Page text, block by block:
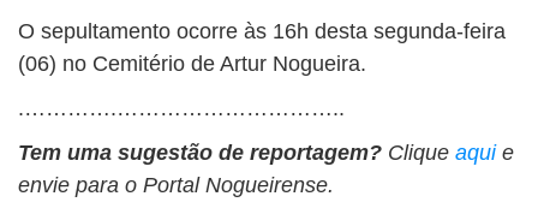
O sepultamento ocorre às 16h desta segunda-feira
(06) no Cemitério de Artur Nogueira.
.………….…………………………..
Tem uma sugestão de reportagem? Clique aqui e
envie para o Portal Nogueirense.